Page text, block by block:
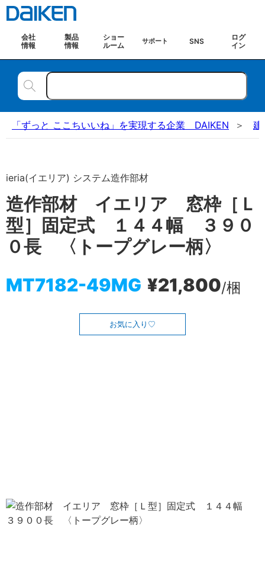
会社
情報
製品
情報
ショー
ルーム
サポート SNS
ログ
イン
「ずっと ここちいいね」を実現する企業 DAIKEN 建
ieria(イエリア) システム造作部材
造作部材 イエリア 窓枠［Ｌ
型］固定式 １４４幅 ３９０
０長 〈トープグレー柄〉
MT7182-49MG ¥21,800/梱
お気に入り